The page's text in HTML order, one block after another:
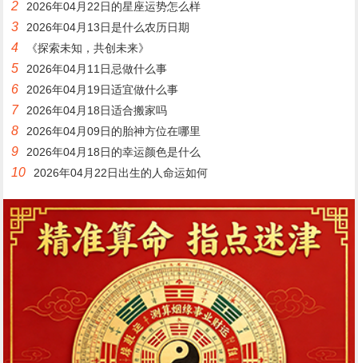
2 2026年04月22日的星座运势怎么样
3 2026年04月13日是什么农历日期
4 《探索未知，共创未来》
5 2026年04月11日忌做什么事
6 2026年04月19日适宜做什么事
7 2026年04月18日适合搬家吗
8 2026年04月09日的胎神方位在哪里
9 2026年04月18日的幸运颜色是什么
10 2026年04月22日出生的人命运如何